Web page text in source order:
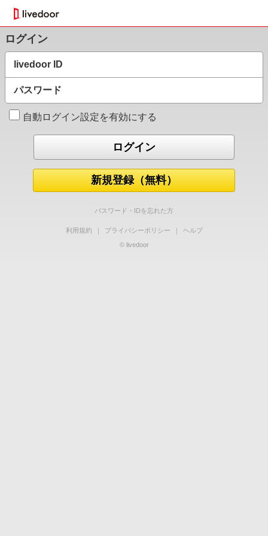
ログイン
livedoor ID
パスワード
自動ログイン設定を有効にする
新規登録（無料）
パスワード・IDを忘れた方
利用規約 ｜ プライバシーポリシー ｜
ヘルプ
© livedoor